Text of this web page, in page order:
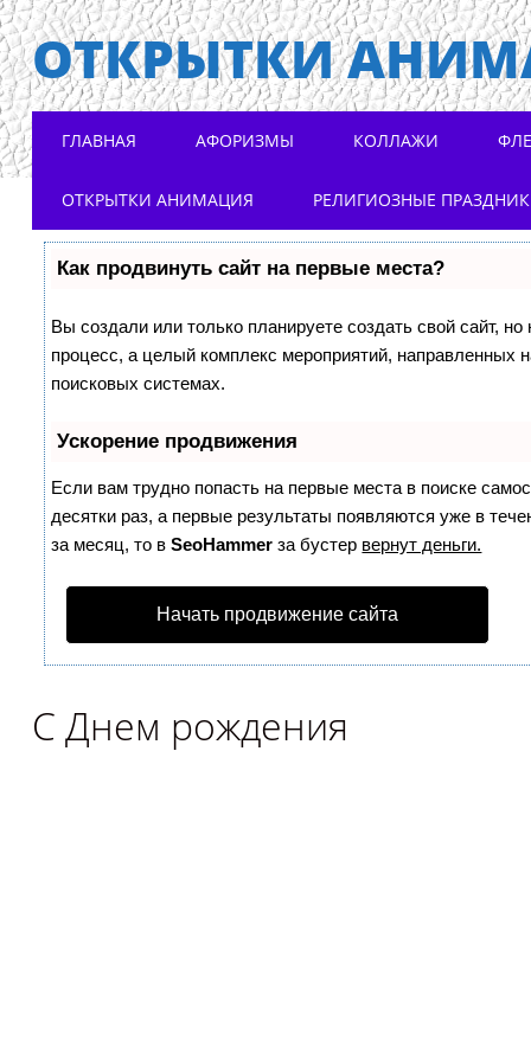
ОТКРЫТКИ
Main menu
ГЛАВНАЯ АФОРИЗМЫ КОЛЛАЖИ
ОТКРЫТКИ АНИМАЦИЯ РЕЛИГИОЗНЫЕ
Как продвинуть сайт на первые места?
Вы создали или только планируете создать свой сайт,
процесс, а целый комплекс мероприятий, направленных
поисковых системах.
Ускорение продвижения
Если вам трудно попасть на первые места в поиске
десятки раз, а первые результаты появляются уже в
за месяц, то вSeoHammer за бустер вернут деньги.
Начать продвижение сайта
С Днем рождения